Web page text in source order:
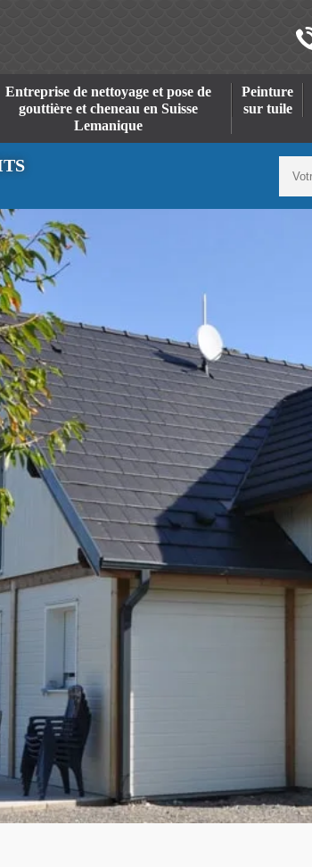
Entreprise de nettoyage et pose de
gouttière et cheneau en Suisse
Lemanique
Peinture
sur tuile